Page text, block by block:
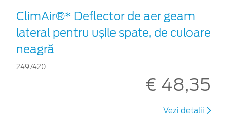
ClimAir®* Deflector de aer geam
lateral pentru ușile spate, de culoare
neagră
2497420
€ 48,35
Vezi detalii